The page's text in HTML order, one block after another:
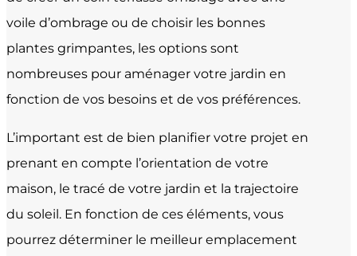
voile d’ombrage ou de choisir les bonnes
plantes grimpantes, les options sont
nombreuses pour aménager votre jardin en
fonction de vos besoins et de vos préférences.
L’important est de bien planifier votre projet en
prenant en compte l’orientation de votre
maison, le tracé de votre jardin et la trajectoire
du soleil. En fonction de ces éléments, vous
pourrez déterminer le meilleur emplacement